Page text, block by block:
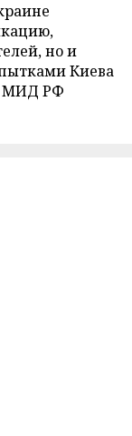
но и
Киева
МИД РФ